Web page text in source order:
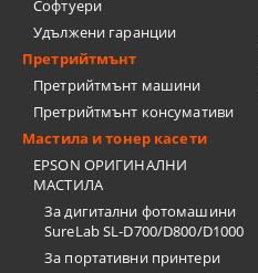
Софтуери
Удължени гаранции
Претрийтмънт
Претрийтмънт машини
Претрийтмънт консумативи
Мастила и тонер касети
EPSON ОРИГИНАЛНИ
МАСТИЛА
За дигитални фотомашини
SureLab SL-D700/D800/D1000
За портативни принтери